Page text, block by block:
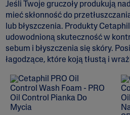
Nawliżanie
Jeśli Twoje gruczoły produkują
mieć skłonność do
lub błyszczenia. Produkty
udowodnioną skuteczność w
sebum i błyszczenia się skóry.
łagodzące, które koją tłustą i